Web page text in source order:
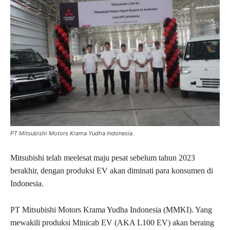
PT Mitsubishi Motors Krama Yudha Indonesia.
Mitsubishi telah meelesat maju pesat sebelum tahun 2023
berakhir, dengan produksi EV akan diminati para konsumen di
Indonesia.
PT Mitsubishi Motors Krama Yudha Indonesia (MMKI). Yang
mewakili produksi Minicab EV (AKA L100 EV) akan beraing